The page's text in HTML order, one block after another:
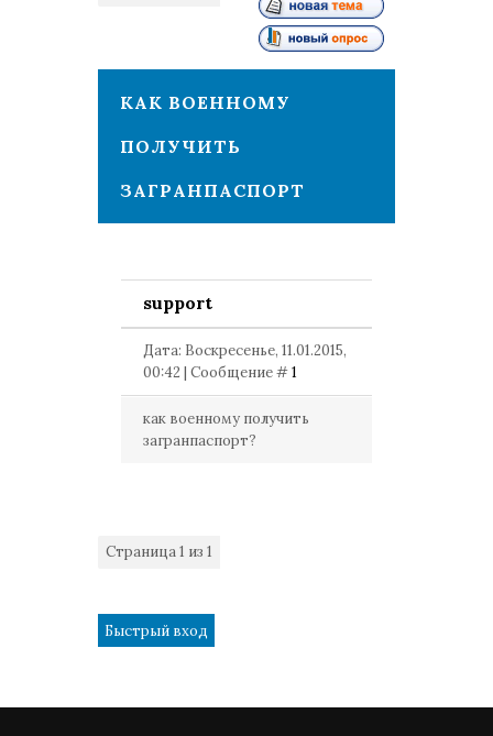
КАК ВОЕННОМУ
ПОЛУЧИТЬ
ЗАГРАНПАСПОРТ
support
Дата: Воскресенье, 11.01.2015,
00:42 | Сообщение #1
как военному получить
загранпаспорт?
Страница1 из 1